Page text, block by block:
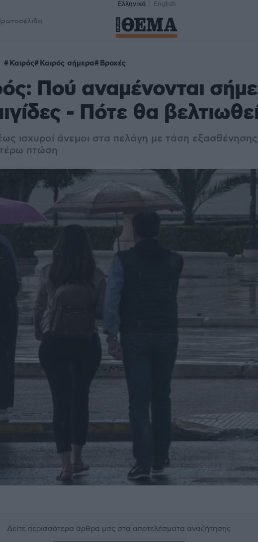
Ελληνικά English
Καιρός Καιρός σήμερα Βροχές
Πού αναμένονται
- Πότε θα
ισχυροί άνεμοι στα πελάγη με τάση
πτώση
Δείτε περισσότερα άρθρα μας στα αποτελέσματα αναζήτησης